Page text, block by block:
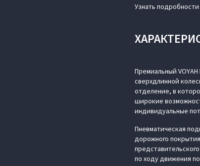
Узнать
Премиальный
сверхдлинной
отделение, в
широкие
индивидуальные
Пневматическая
дорожного
по ходу движения